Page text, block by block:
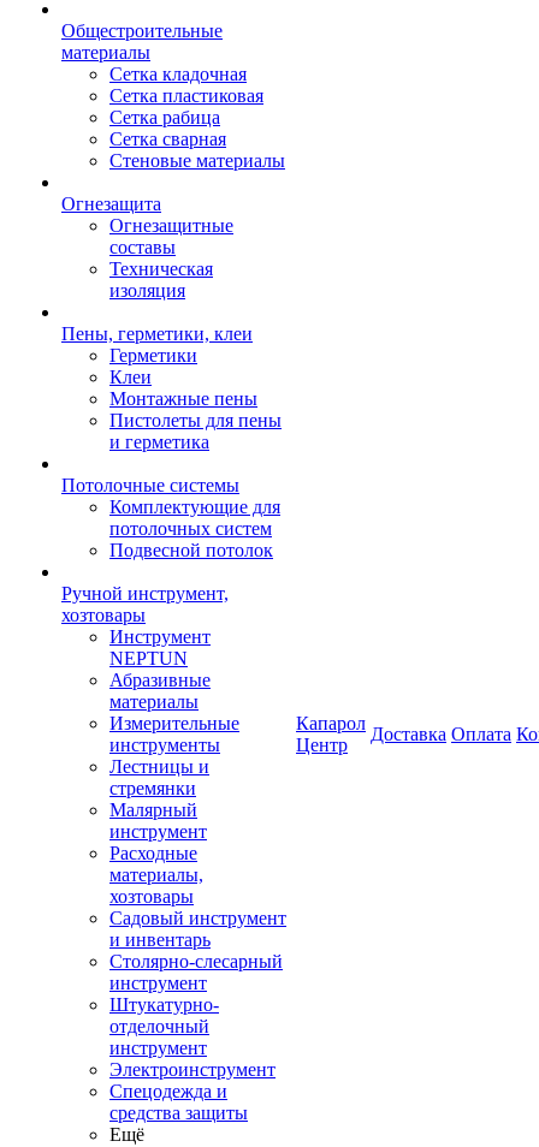
Общестроительные
материалы
Сетка кладочная
Сетка пластиковая
Сетка рабица
Сетка сварная
Стеновые материалы
Огнезащита
Огнезащитные
составы
Техническая
изоляция
Пены, герметики, клеи
Герметики
Клеи
Монтажные пены
Пистолеты для пены
и герметика
Потолочные системы
Комплектующие для
потолочных систем
Подвесной потолок
Ручной инструмент,
хозтовары
Инструмент
NEPTUN
Абразивные
материалы
Измерительные
инструменты
Лестницы и
стремянки
Малярный
инструмент
Расходные
материалы,
хозтовары
Садовый инструмент
и инвентарь
Столярно-слесарный
инструмент
Штукатурно-
отделочный
инструмент
Электроинструмент
Спецодежда и
средства защиты
Ещё
Капарол
Центр
Доставка Оплата